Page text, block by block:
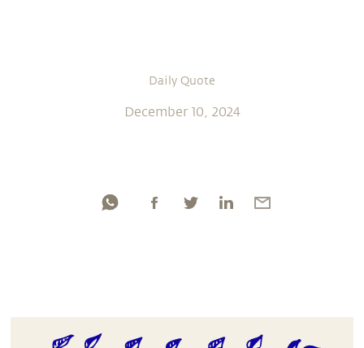
Daily Quote
December 10, 2024